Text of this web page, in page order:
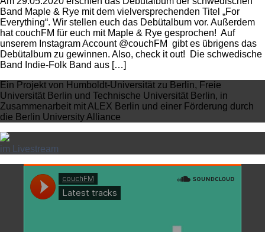
Band Maple & Rye mit dem vielversprechenden Titel „For
Everything“. Wir stellen euch das Debütalbum vor. Außerdem
hat couchFM für euch mit Maple & Rye gesprochen! Auf
unserem Instagram Account @couchFM gibt es übrigens das
Debütalbum zu gewinnen. Also, check it out! Die schwedische
Band Indie-Folk Band aus […]
Ein Projekt von Humboldt-Universität zu Berlin, Freie
Universität Berlin und Technische Universität Berlin, in
Zusammenarbeit mit ALEX Berlin und einer Förderung durch
die Berlin University Alliance
im Livestream